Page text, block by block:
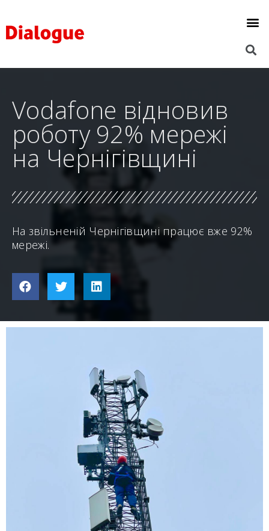
Vodafone відновив
роботу 92% мережі
на Чернігівщині
На звільненій Чернігівщині працює вже 92%
мережі.